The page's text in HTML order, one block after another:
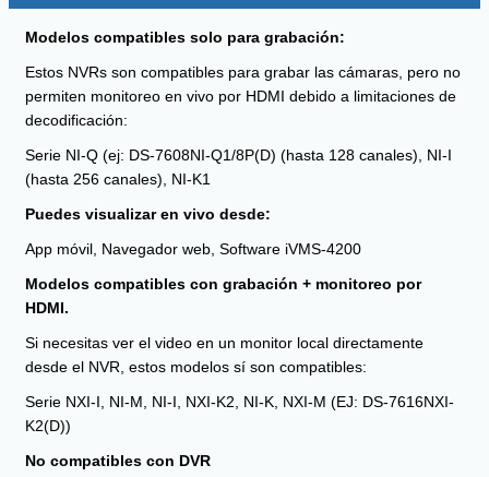
Modelos compatibles solo para grabación:
Estos NVRs son compatibles para grabar las cámaras, pero no
permiten monitoreo en vivo por HDMI debido a limitaciones de
decodificación:
Serie NI-Q (ej: DS-7608NI-Q1/8P(D) (hasta 128 canales), NI-I
(hasta 256 canales), NI-K1
Puedes visualizar en vivo desde:
App móvil, Navegador web, Software iVMS-4200
Modelos compatibles con grabación + monitoreo por
HDMI.
Si necesitas ver el video en un monitor local directamente
desde el NVR, estos modelos sí son compatibles:
Serie NXI-I, NI-M, NI-I, NXI-K2, NI-K, NXI-M (EJ: DS-7616NXI-
K2(D))
No compatibles con DVR